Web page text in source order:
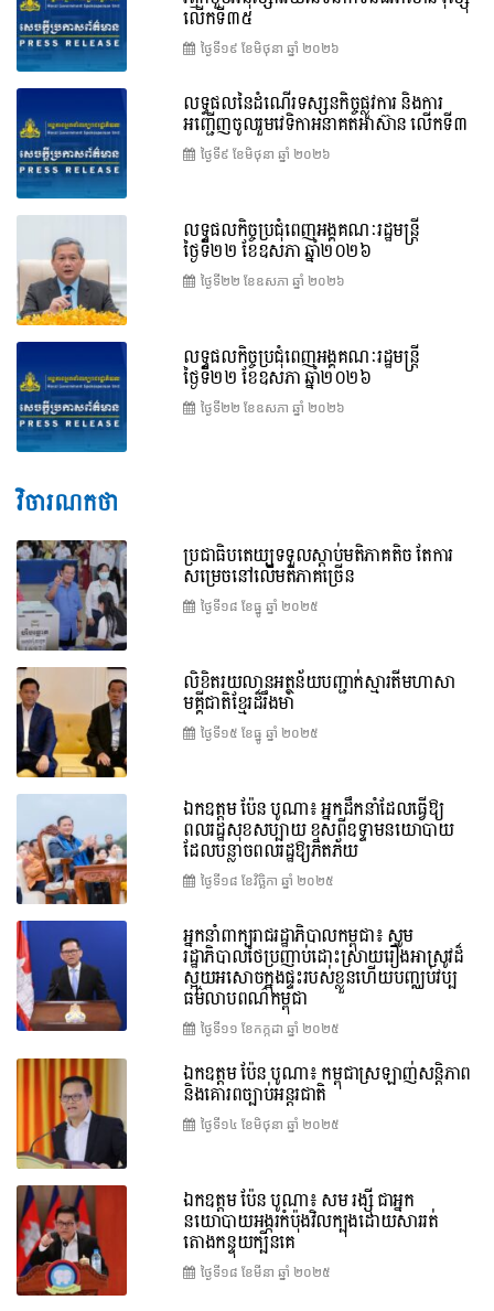
លើកទី៣៥
ថ្ងៃទី១៩ ខែ​មិថុនា ឆ្នាំ ២០២៦
លទ្ធផលនៃដំណើរទស្សនកិច្ចផ្លូវការ និងការ
អញ្ជើញចូលរួមវេទិកាអនាគតអាស៊ាន លើកទី៣
ថ្ងៃទី៩ ខែ​មិថុនា ឆ្នាំ ២០២៦
លទ្ធផលកិច្ចប្រជុំពេញអង្គគណៈរដ្ឋមន្ត្រី
ថ្ងៃទី២២ ខែឧសភា ឆ្នាំ២០២៦
ថ្ងៃទី២២ ខែ​ឧសភា ឆ្នាំ ២០២៦
លទ្ធផលកិច្ចប្រជុំពេញអង្គគណៈរដ្ឋមន្រ្តី
ថ្ងៃទី២២ ខែឧសភា ឆ្នាំ២០២៦
ថ្ងៃទី២២ ខែ​ឧសភា ឆ្នាំ ២០២៦
វិចារណកថា
ប្រជាធិបតេយ្យទទួលស្តាប់មតិភាគតិច តែការ
សម្រេចនៅលើមតិភាគច្រើន
ថ្ងៃទី១៨ ខែ​ធ្នូ ឆ្នាំ ២០២៥
លិខិតរយលានអត្ថន័យបញ្ជាក់ស្មារតីមហាសា
មគ្គីជាតិខ្មែរដ៏រឹងមាំ
ថ្ងៃទី១៥ ខែ​ធ្នូ ឆ្នាំ ២០២៥
ឯកឧត្តម ប៉ែន បូណា៖ អ្នកដឹកនាំដែលធ្វើឱ្យ
ពលរដ្ឋសុខសប្បាយ ខុសពីឧទ្ទាមនយោបាយ
ដែលបន្លាចពលរដ្ឋឱ្យភិតភ័យ
ថ្ងៃទី១៨ ខែ​វិច្ឆិកា ឆ្នាំ ២០២៥
អ្នកនាំពាក្យរាជរដ្ឋាភិបាលកម្ពុជា៖ សូម
រដ្ឋាភិបាលថៃប្រញាប់ដោះស្រាយរឿងអាស្រូវដ៏
ស្អុយអសោចក្នុងផ្ទះរបស់ខ្លួនហើយបញ្ឈប់វប្ប
ធម៌លាបពណ៌កម្ពុជា
ថ្ងៃទី១១ ខែ​កក្កដា ឆ្នាំ ២០២៥
ឯកឧត្តម ប៉ែន បូណា៖ កម្ពុជាស្រឡាញ់សន្តិភាព
និងគោរពច្បាប់អន្តរជាតិ
ថ្ងៃទី១៤ ខែ​មិថុនា ឆ្នាំ ២០២៥
ឯកឧត្តម ប៉ែន បូណា៖ សម រង្ស៊ី ជាអ្នក
នយោបាយអង្ករកំប៉ុងវិលក្បុងដោយសាររត់
តោងកន្ទុយក្បិនគេ
ថ្ងៃទី១៨ ខែ​មីនា ឆ្នាំ ២០២៥